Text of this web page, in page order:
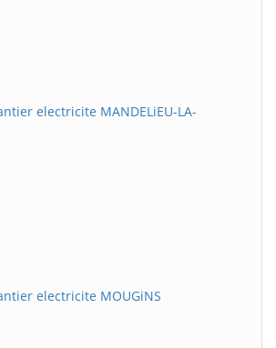
electricite MANDELiEU-LA-
electricite MOUGiNS